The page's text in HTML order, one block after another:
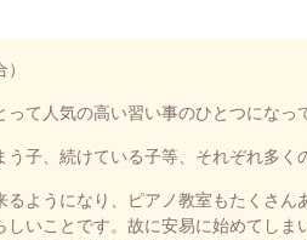
）
て人気の高い習い事のひとつになっ
子、続けている子等、それぞれ多
ようになり、ピアノ教室もたくさ
いことです。故に安易に始めてし